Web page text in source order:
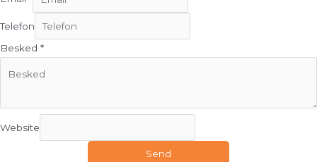
Telefon
Besked *
Website
Send